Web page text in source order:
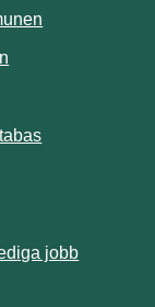
Länk till
annan webbplats.
Länk till
webbplats.
jobb